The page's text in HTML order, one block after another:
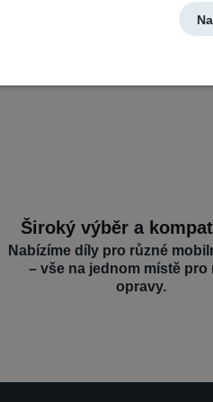
Široký výběr a
Nabízíme díly pro různé
– vše na jednom místě pro
opravy.